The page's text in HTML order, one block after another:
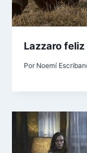
Lazzaro
Por Noemí